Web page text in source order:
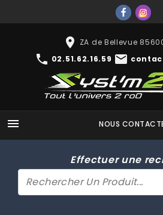
place ZA de Bellevue 85600
phone 02.51.62.16.59 mail
 NOUS
Effectuer une